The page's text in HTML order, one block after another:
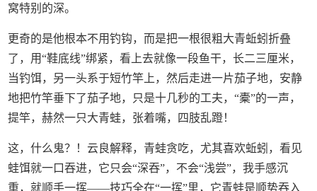
窝特别的深。
更奇的是他根本不用钓钩，而是把一根很粗大青蚯蚓折叠
了，用“鞋底线”绑紧，看上去就像一段鱼干，长二三厘米，
当钓饵，另一头系于短竹竿上，然后走进一片茄子地，安静
地把竹竿垂下了茄子地，只是十几秒的工夫，“橐”的一声，
提竿，赫然一只大青蛙，张着嘴，四肢乱蹬！
这，什么鬼？！云良解释，青蛙贪吃，尤其喜欢蚯蚓，看见
蛙饵就一口吞进，它只会“深吞”，不会“浅尝”，我手感沉
重，就顺手一挥——技巧全在“一挥”里，它青蛙是顺势吞入